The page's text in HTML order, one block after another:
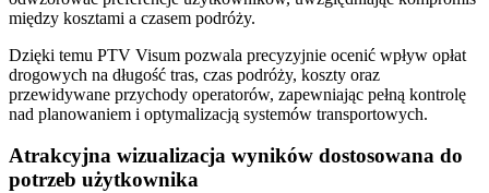
między kosztami a czasem podróży.
Dzięki temu PTV Visum pozwala precyzyjnie ocenić wpływ opłat
drogowych na długość tras, czas podróży, koszty oraz
przewidywane przychody operatorów, zapewniając pełną kontrolę
nad planowaniem i optymalizacją systemów transportowych.
Atrakcyjna wizualizacja wyników dostosowana do
potrzeb użytkownika